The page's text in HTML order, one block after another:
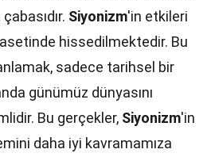
Siyonizm'in etkileri
hissedilmektedir. Bu
sadece tarihsel bir
günümüz dünyasını
Bu gerçekler, Siyonizm'in
daha iyi kavramamıza